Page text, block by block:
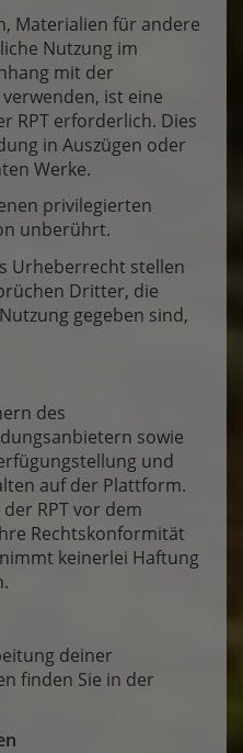
Materialien für andere
Nutzung im
mit der
ist eine
RPT erforderlich. Dies
in Auszügen oder
Werke.
privilegierten
unberührt.
Urheberrecht stellen
Dritter, die
gegeben sind,
des
sowie
und
auf der Plattform.
RPT vor dem
Rechtskonformität
keinerlei Haftung
deiner
finden Sie in der